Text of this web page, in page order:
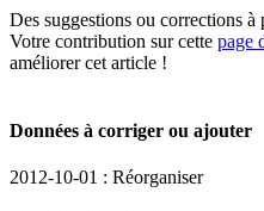
Des suggestions ou corrections à
Votre contribution sur cette page
améliorer
Données à corriger ou ajouter
2012-10-01 : Réorganiser